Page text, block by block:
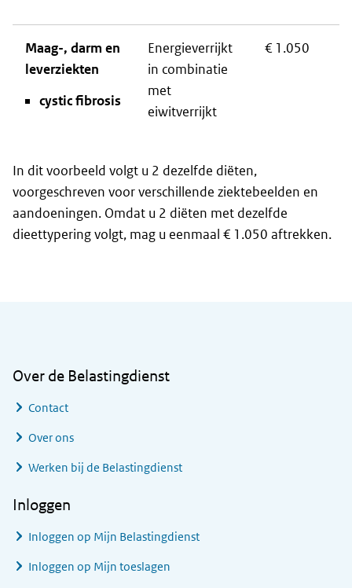
Maag-, darm en
leverziekten
cystic fibrosis
Energieverrijkt
in combinatie
met
eiwitverrijkt
€ 1.050
In dit voorbeeld volgt u 2 dezelfde diëten,
voorgeschreven voor verschillende ziektebeelden en
aandoeningen. Omdat u 2 diëten met dezelfde
dieettypering volgt, mag u eenmaal € 1.050 aftrekken.
Over de Belastingdienst
Contact
Over ons
Werken bij de Belastingdienst
Inloggen
Inloggen op Mijn Belastingdienst
Inloggen op Mijn toeslagen